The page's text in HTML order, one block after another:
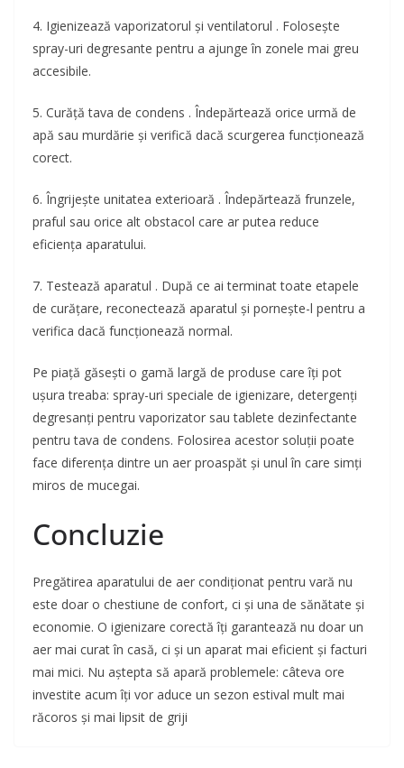
4. Igienizează vaporizatorul și ventilatorul . Folosește
spray-uri degresante pentru a ajunge în zonele mai greu
accesibile.
5. Curăță tava de condens . Îndepărtează orice urmă de
apă sau murdărie și verifică dacă scurgerea funcționează
corect.
6. Îngrijește unitatea exterioară . Îndepărtează frunzele,
praful sau orice alt obstacol care ar putea reduce
eficiența aparatului.
7. Testează aparatul . După ce ai terminat toate etapele
de curățare, reconectează aparatul și pornește-l pentru a
verifica dacă funcționează normal.
Pe piață găsești o gamă largă de produse care îți pot
ușura treaba: spray-uri speciale de igienizare, detergenți
degresanți pentru vaporizator sau tablete dezinfectante
pentru tava de condens. Folosirea acestor soluții poate
face diferența dintre un aer proaspăt și unul în care simți
miros de mucegai.
Concluzie
Pregătirea aparatului de aer condiționat pentru vară nu
este doar o chestiune de confort, ci și una de sănătate și
economie. O igienizare corectă îți garantează nu doar un
aer mai curat în casă, ci și un aparat mai eficient și facturi
mai mici. Nu aștepta să apară problemele: câteva ore
investite acum îți vor aduce un sezon estival mult mai
răcoros și mai lipsit de griji